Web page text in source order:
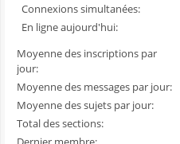
Connexions simultanées:
En ligne aujourd'hui:
Moyenne des inscriptions par
jour:
Moyenne des messages par jour:
Moyenne des sujets par jour:
Total des sections: